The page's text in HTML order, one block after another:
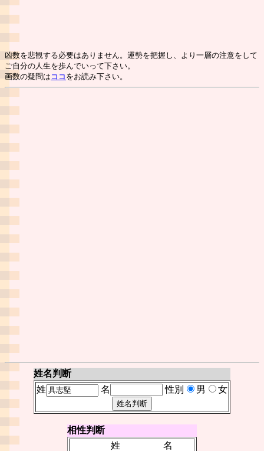
凶数を悲観する必要はありません。運勢を把握し、より一層の注意をして
ご自分の人生を歩んでいって下さい。
画数の疑問は ココ をお読み下さい。
姓名判断
姓
名 性別 男 女
相性判断
姓
名